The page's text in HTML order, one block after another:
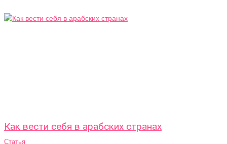
Как вести себя в арабских странах
Статья